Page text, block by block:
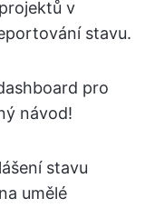
v
stavu.
pro
návod!
stavu
umělé